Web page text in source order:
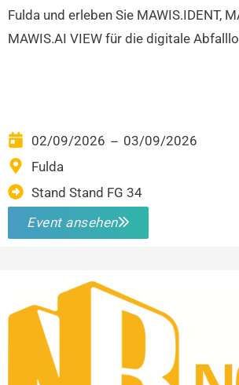
Fulda und erleben Sie MAWIS.IDENT,
MAWIS.AI VIEW für die digitale
02/09/2026 – 03/09/2026
Fulda
Stand Stand FG 34
Event ansehen